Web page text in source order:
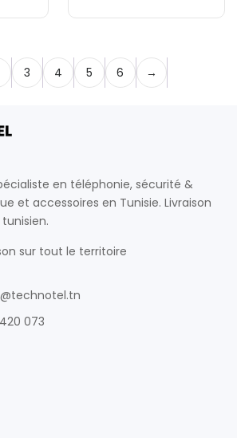
3 4 5 6 →
en téléphonie, sécurité &
et accessoires en Tunisie. Livraison
sur tout le territoire
073